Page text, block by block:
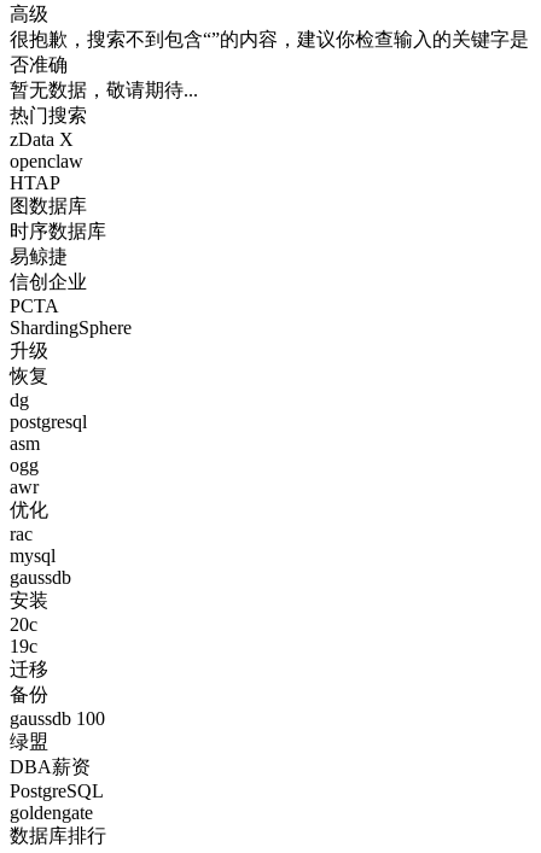
高级
很抱歉，搜索不到包含“”的内容，建议你检查输入的关键字是
否准确
暂无数据，敬请期待...
热门搜索
zData X
openclaw
HTAP
图数据库
时序数据库
易鲸捷
信创企业
PCTA
ShardingSphere
升级
恢复
dg
postgresql
asm
ogg
awr
优化
rac
mysql
gaussdb
安装
20c
19c
迁移
备份
gaussdb 100
绿盟
DBA薪资
PostgreSQL
goldengate
数据库排行